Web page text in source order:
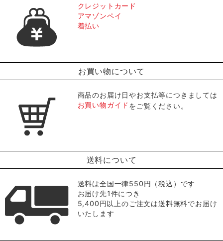
クレジットカード
アマゾンペイ
着払い
お買い物について
商品のお届け日やお支払等につきましては
お買い物ガイド をご覧ください。
送料について
送料は全国一律550円（税込）です
お届け先1件につき
5,400円以上のご注文は送料無料でお届け
いたします